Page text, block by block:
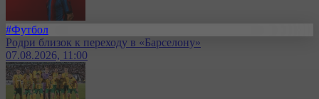
#Футбол
Родри близок к переходу в «Барселону»
07.08.2026, 11:00